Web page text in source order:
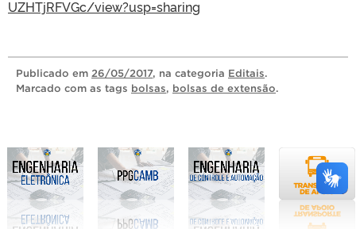
UZHTjRFVGc/view?usp=sharing
Publicado em 26/05/2017, na categoria Editais.
Marcado com as tags bolsas, bolsas de extensão.